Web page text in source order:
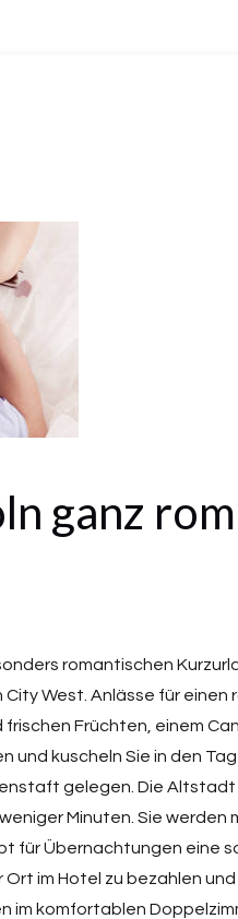
ganz
romantischen
West. Anlässe für
frischen Früchten, einem
kuscheln Sie in den Tag
gelegen. Die Altstadt
Minuten. Sie
für Übernachtungen eine
im Hotel zu bezahlen
im komfortablen